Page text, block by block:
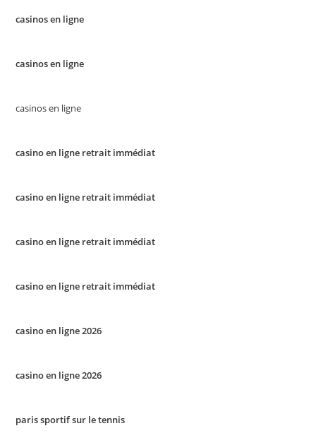
casinos en ligne
casinos en ligne
casinos en ligne
casino en ligne retrait immédiat
casino en ligne retrait immédiat
casino en ligne retrait immédiat
casino en ligne retrait immédiat
casino en ligne 2026
casino en ligne 2026
paris sportif sur le tennis